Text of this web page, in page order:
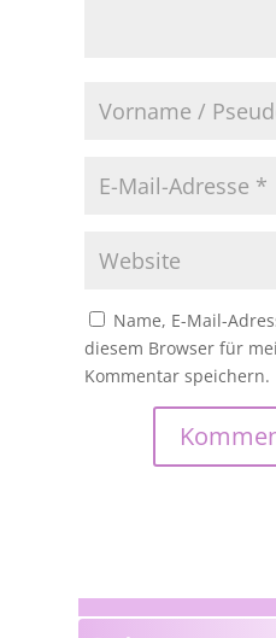
Name, E-Mail-
diesem Browser für
Kommentar speichern.